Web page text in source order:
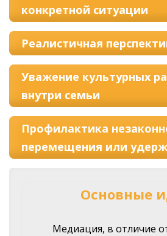
конкретной ситуации
Реалистичная
Уважение культурных
внутри семьи
Профилактика
перемещения или
Основные
Медиация, в отличие